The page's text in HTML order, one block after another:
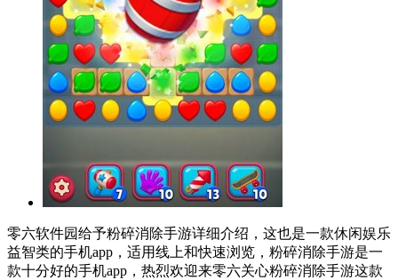
零六软件园给予粉碎消除手游详细介绍，这也是一款休闲娱乐
益智类的手机app，适用线上和快速浏览，粉碎消除手游是一
款十分好的手机app，热烈欢迎来零六关心粉碎消除手游这款